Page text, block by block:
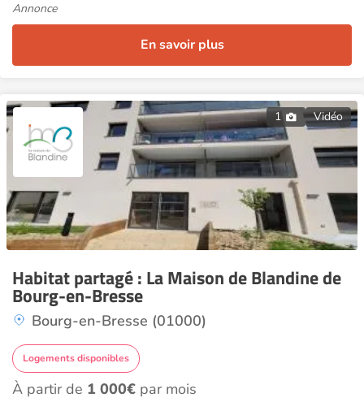
Annonce
En savoir plus
1 Vidéo
Habitat partagé : La Maison de Blandine de
Bourg-en-Bresse
Bourg-en-Bresse (01000)
Logements disponibles
À partir de 1 000€ par mois